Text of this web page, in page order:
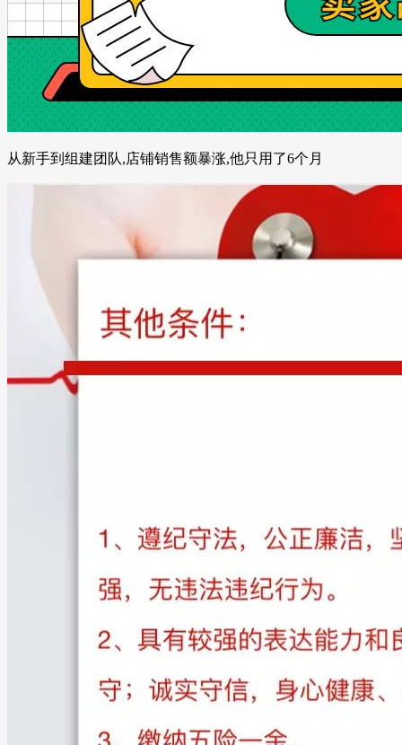
从新手到组建团队,店铺销售额暴涨,他只用了6个月